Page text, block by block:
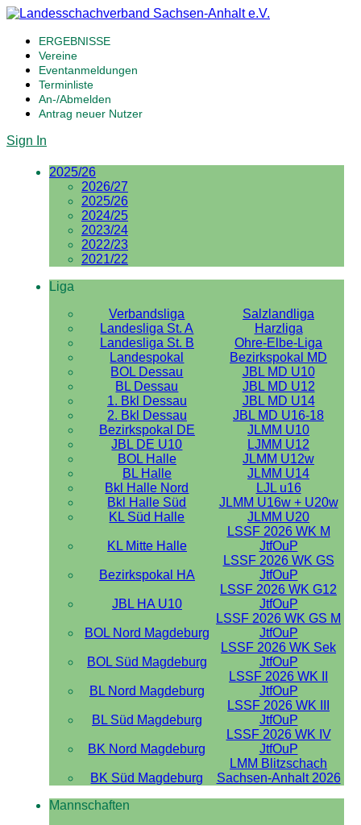
ERGEBNISSE
Vereine
Eventanmeldungen
Terminliste
An-/Abmelden
Antrag neuer Nutzer
Sign In
2025/26
2026/27
2025/26
2024/25
2023/24
2022/23
2021/22
Liga
Verbandsliga
Salzlandliga
Landesliga St. A
Harzliga
Landesliga St. B
Ohre-Elbe-Liga
Landespokal
Bezirkspokal MD
BOL Dessau
JBL MD U10
BL Dessau
JBL MD U12
1. Bkl Dessau
JBL MD U14
2. Bkl Dessau
JBL MD U16-18
Bezirkspokal DE
JLMM U10
JBL DE U10
LJMM U12
BOL Halle
JLMM U12w
BL Halle
JLMM U14
Bkl Halle Nord
LJL u16
Bkl Halle Süd
JLMM U16w + U20w
KL Süd Halle
JLMM U20
KL Mitte Halle
LSSF 2026 WK M
JtfOuP
Bezirkspokal HA
LSSF 2026 WK GS
JtfOuP
JBL HA U10
LSSF 2026 WK G12
JtfOuP
BOL Nord Magdeburg
LSSF 2026 WK GS M
JtfOuP
BOL Süd Magdeburg
LSSF 2026 WK Sek
JtfOuP
BL Nord Magdeburg
LSSF 2026 WK II
JtfOuP
BL Süd Magdeburg
LSSF 2026 WK III
JtfOuP
BK Nord Magdeburg
LSSF 2026 WK IV
JtfOuP
BK Süd Magdeburg
LMM Blitzschach
Sachsen-Anhalt 2026
Mannschaften